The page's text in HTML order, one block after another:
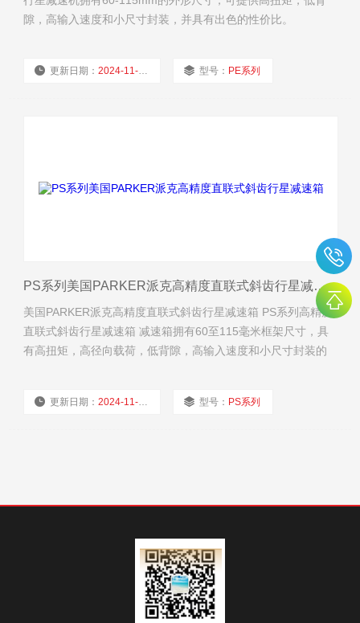
隙，高输入速度和小尺寸封装，并具有出色的性价比。
更新日期：2024-11-21 型号： PE系列
PS系列美国PARKER派克高精度直联式斜齿行星减速箱
美国PARKER派克高精度直联式斜齿行星减速箱 PS系列高精度
直联式斜齿行星减速箱 减速箱拥有60至115毫米框架尺寸，具
有高扭矩，高径向载荷，低背隙，高输入速度和小尺寸封装的
更新日期：2024-11-21 型号： PS系列